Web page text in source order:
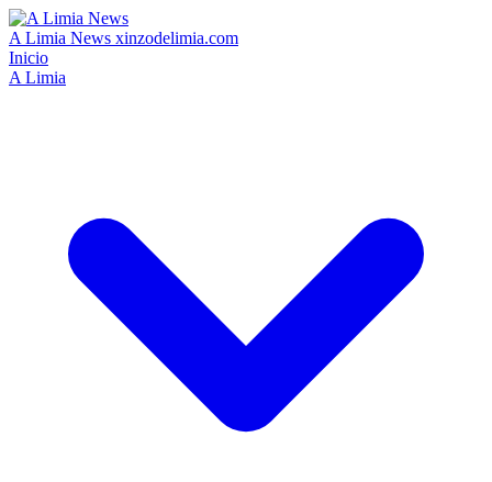
A Limia News xinzodelimia.com
Inicio
A Limia